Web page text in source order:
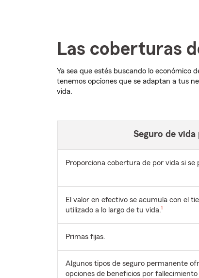
Las coberturas
Ya sea que estés buscando lo económico
tenemos opciones que se adaptan a tus
vida.
Seguro de
Proporciona cobertura de por vida si se
El valor en efectivo se acumula con el
utilizado a lo largo de tu vida.
Nota de pie de página
1
Primas fijas.
Algunos tipos de seguro permanente
opciones de beneficios por